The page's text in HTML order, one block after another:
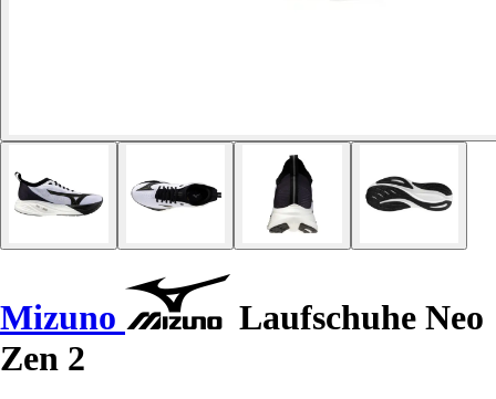
Mizuno
Laufschuhe Neo
Zen 2